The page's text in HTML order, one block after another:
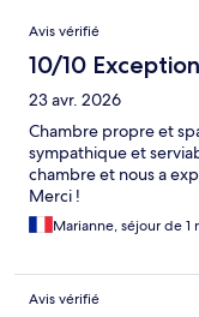
Avis
Avis vérifié
10/10
23 avr. 2026
Chambre propre et
sympathique et
chambre et nous a
Merci !
Marianne, séjour de 1
Avis vérifié